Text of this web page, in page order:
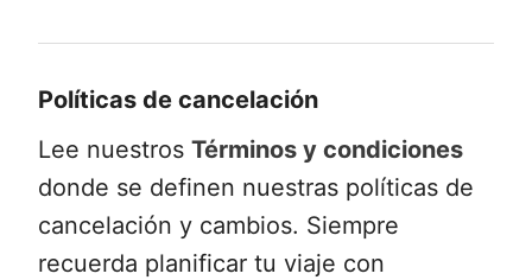
Políticas de cancelación
Lee nuestros Términos y condiciones
donde se definen nuestras políticas de
cancelación y cambios. Siempre
recuerda planificar tu viaje con